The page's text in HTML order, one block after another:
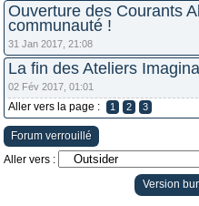
Ouverture des Courants
communauté !
31 Jan 2017, 21:08
La fin des Ateliers
02 Fév 2017, 01:01
Aller vers la page : 1 2 3
Forum verrouillé
Aller vers :
Version